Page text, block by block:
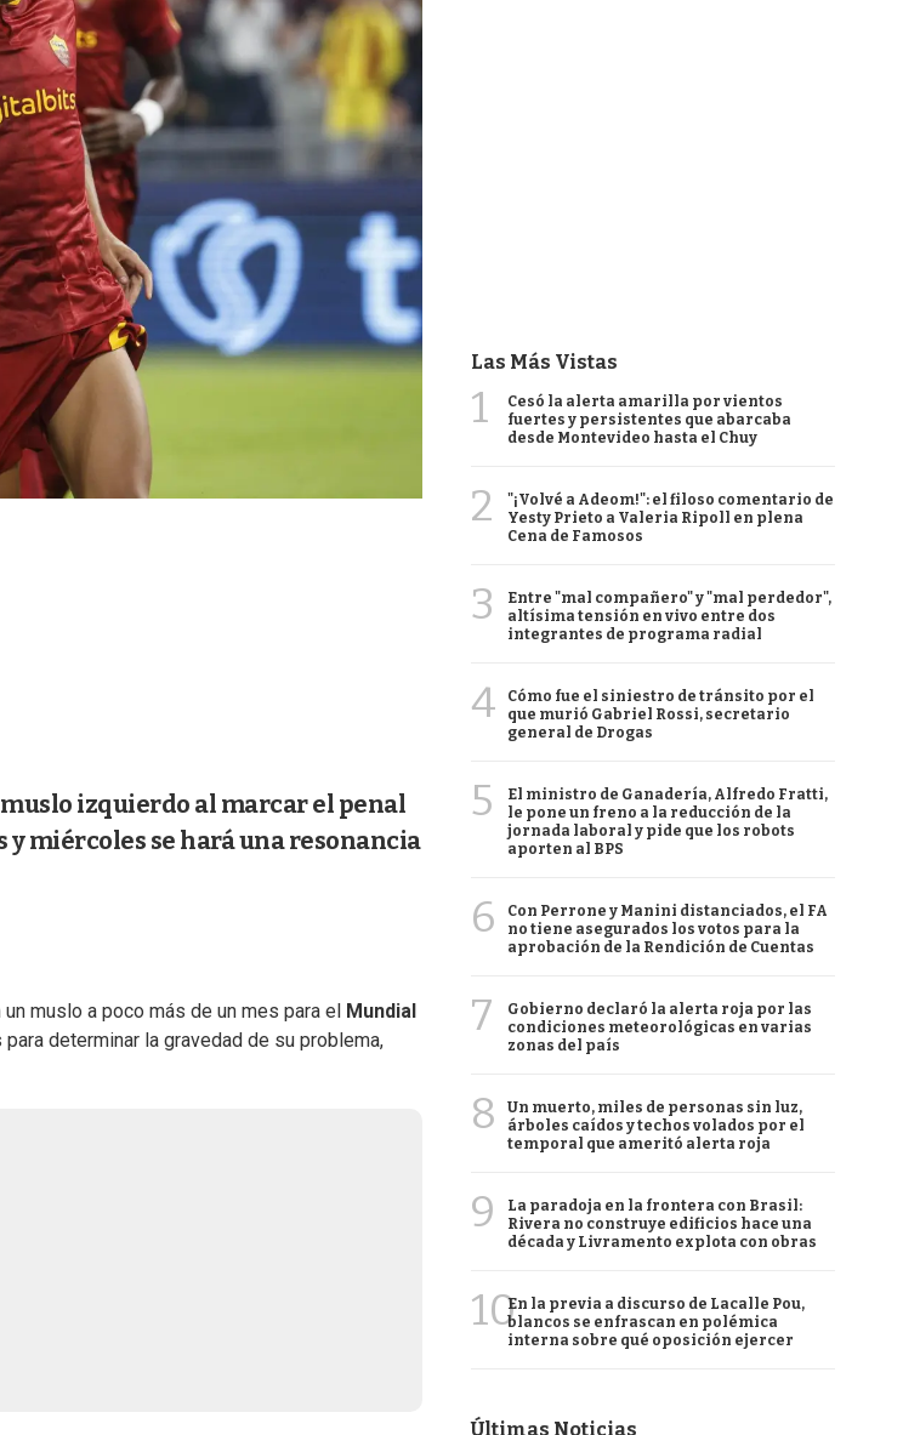
muslo izquierdo al marcar el penal
y miércoles se hará una resonancia
muslo a poco más de un mes para el
Mundial
determinar la gravedad de su problema,
Las Más Vistas
1
Cesó la alerta amarilla por vientos
fuertes y persistentes que abarcaba
desde Montevideo hasta el Chuy
2
"¡Volvé a Adeom!": el filoso comentario de
Yesty Prieto a Valeria Ripoll en plena
Cena de Famosos
3
Entre "mal compañero" y "mal perdedor",
altísima tensión en vivo entre dos
integrantes de programa radial
4
Cómo fue el siniestro de tránsito por el
que murió Gabriel Rossi, secretario
general de Drogas
5
El ministro de Ganadería, Alfredo Fratti,
le pone un freno a la reducción de la
jornada laboral y pide que los robots
aporten al BPS
6
Con Perrone y Manini distanciados, el FA
no tiene asegurados los votos para la
aprobación de la Rendición de Cuentas
7
Gobierno declaró la alerta roja por las
condiciones meteorológicas en varias
zonas del país
8
Un muerto, miles de personas sin luz,
árboles caídos y techos volados por el
temporal que ameritó alerta roja
9
La paradoja en la frontera con Brasil:
Rivera no construye edificios hace una
década y Livramento explota con obras
10En la previa a discurso de Lacalle Pou,
blancos se enfrascan en polémica
interna sobre qué oposición ejercer
Últimas Noticias